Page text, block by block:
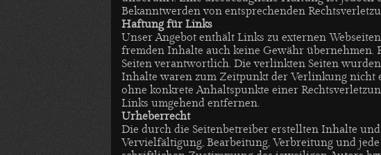
Bekanntwerden von entsprechenden
Haftung für Links
Unser Angebot enthält Links zu externen
fremden Inhalte auch keine Gewähr übernehmen.
Seiten verantwortlich. Die verlinkten Seiten
Inhalte waren zum Zeitpunkt der Verlinkung nicht
ohne konkrete Anhaltspunkte einer
Links umgehend entfernen.
Urheberrecht
Die durch die Seitenbetreiber erstellten Inhalte
Vervielfältigung, Bearbeitung, Verbreitung und